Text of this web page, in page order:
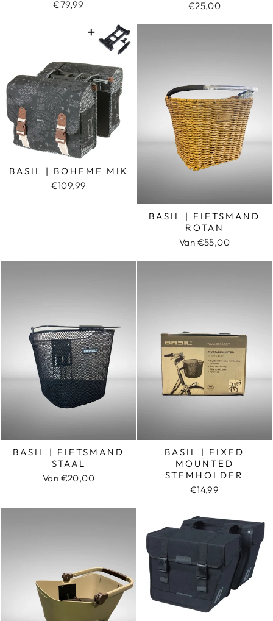
€79,99 €25,00
BASIL | BOHEME MIK
€109,99
BASIL | FIETSMAND
ROTAN
Van €55,00
BASIL | FIETSMAND
STAAL
Van €20,00
BASIL | FIXED
MOUNTED
STEMHOLDER
€14,99